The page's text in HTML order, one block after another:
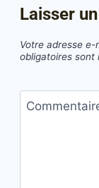
Laisser
Votre adresse e-
obligatoires sont